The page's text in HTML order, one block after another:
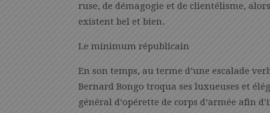
ruse, de démagogie et de clientélisme,
existent bel et bien.
Le minimum républicain
En son temps, au terme d’une escalade
Bernard Bongo troqua ses luxueuses et
général d’opérette de corps d’armée afin